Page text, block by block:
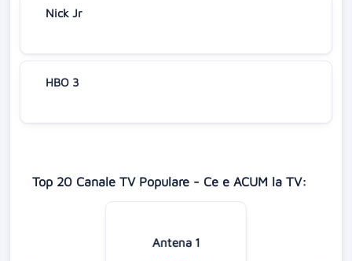
Nick Jr
HBO 3
Top 20 Canale TV Populare - Ce e ACUM la TV:
Antena 1